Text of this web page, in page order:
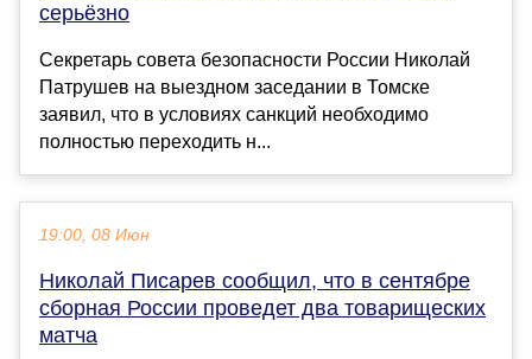
серьёзно
Секретарь совета безопасности России Николай
Патрушев на выездном заседании в Томске
заявил, что в условиях санкций необходимо
полностью переходить н...
19:00, 08 Июн
Николай Писарев сообщил, что в сентябре
сборная России проведет два товарищеских
матча